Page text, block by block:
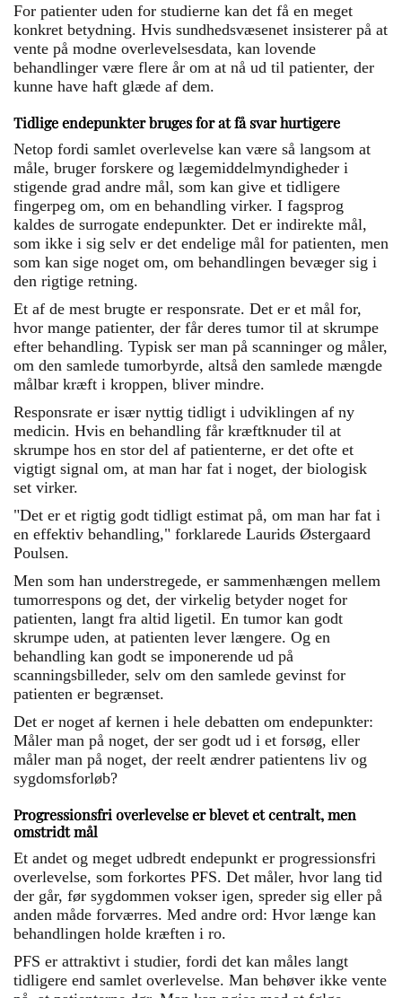
For patienter uden for studierne kan det få en meget
konkret betydning. Hvis sundhedsvæsenet insisterer på at
vente på modne overlevelsesdata, kan lovende
behandlinger være flere år om at nå ud til patienter, der
kunne have haft glæde af dem.
Tidlige endepunkter bruges for at få svar hurtigere
Netop fordi samlet overlevelse kan være så langsom at
måle, bruger forskere og lægemiddelmyndigheder i
stigende grad andre mål, som kan give et tidligere
fingerpeg om, om en behandling virker. I fagsprog
kaldes de surrogate endepunkter. Det er indirekte mål,
som ikke i sig selv er det endelige mål for patienten, men
som kan sige noget om, om behandlingen bevæger sig i
den rigtige retning.
Et af de mest brugte er responsrate. Det er et mål for,
hvor mange patienter, der får deres tumor til at skrumpe
efter behandling. Typisk ser man på scanninger og måler,
om den samlede tumorbyrde, altså den samlede mængde
målbar kræft i kroppen, bliver mindre.
Responsrate er især nyttig tidligt i udviklingen af ny
medicin. Hvis en behandling får kræftknuder til at
skrumpe hos en stor del af patienterne, er det ofte et
vigtigt signal om, at man har fat i noget, der biologisk
set virker.
"Det er et rigtig godt tidligt estimat på, om man har fat i
en effektiv behandling," forklarede Laurids Østergaard
Poulsen.
Men som han understregede, er sammenhængen mellem
tumorrespons og det, der virkelig betyder noget for
patienten, langt fra altid ligetil. En tumor kan godt
skrumpe uden, at patienten lever længere. Og en
behandling kan godt se imponerende ud på
scanningsbilleder, selv om den samlede gevinst for
patienten er begrænset.
Det er noget af kernen i hele debatten om endepunkter:
Måler man på noget, der ser godt ud i et forsøg, eller
måler man på noget, der reelt ændrer patientens liv og
sygdomsforløb?
Progressionsfri overlevelse er blevet et centralt, men
omstridt mål
Et andet og meget udbredt endepunkt er progressionsfri
overlevelse, som forkortes PFS. Det måler, hvor lang tid
der går, før sygdommen vokser igen, spreder sig eller på
anden måde forværres. Med andre ord: Hvor længe kan
behandlingen holde kræften i ro.
PFS er attraktivt i studier, fordi det kan måles langt
tidligere end samlet overlevelse. Man behøver ikke vente